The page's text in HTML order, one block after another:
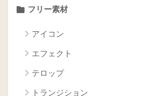
フリー素材
アイコン
エフェクト
テロップ
トランジション